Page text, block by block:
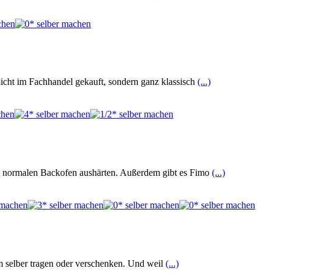
im Fachhandel gekauft, sondern ganz klassisch (...)
Backofen aushärten. Außerdem gibt es Fimo (...)
tragen oder verschenken. Und weil (...)